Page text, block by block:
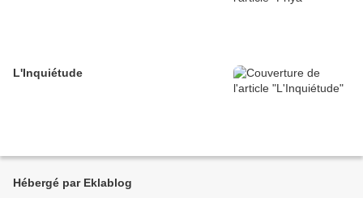
L'Inquiétude
Hébergé par Eklablog